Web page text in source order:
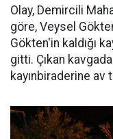
Olay, Demircili
göre, Veysel
Gökten'in kaldığı
gitti. Çıkan
kayınbiraderine